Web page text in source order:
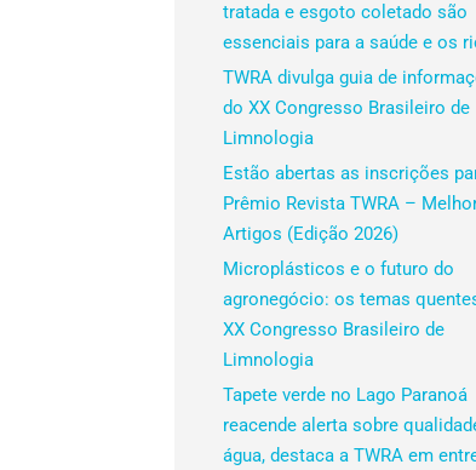
tratada e esgoto coletado são
essenciais para a saúde e os
TWRA divulga guia de
do XX Congresso Brasileiro de
Limnologia
Estão abertas as inscrições
Prêmio Revista TWRA –
Artigos (Edição 2026)
Microplásticos e o futuro do
agronegócio: os temas
XX Congresso Brasileiro de
Limnologia
Tapete verde no Lago Paranoá
reacende alerta sobre
água, destaca a TWRA em